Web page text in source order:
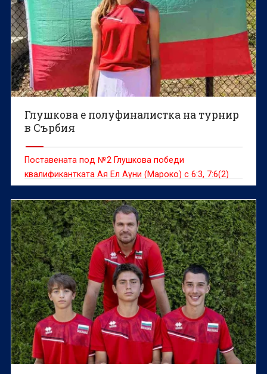
Глушкова е полуфиналистка на турнир
в Сърбия
Поставената под №2 Глушкова победи
квалификантката Ая Ел Ауни (Мароко) с 6:3, 7:6(2)